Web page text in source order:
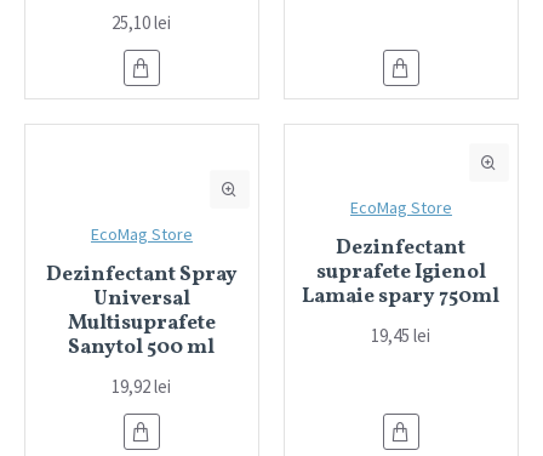
25,10 lei
EcoMag Store
Dezinfectant Spray
Universal
Multisuprafete
Sanytol 500 ml
19,92 lei
EcoMag Store
Dezinfectant
suprafete Igienol
Lamaie spary 750ml
19,45 lei